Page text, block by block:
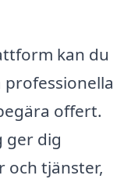
kan du
offert.
ger dig
och tjänster,